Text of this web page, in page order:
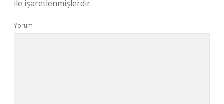
ile işaretlenmişlerdir
Yorum